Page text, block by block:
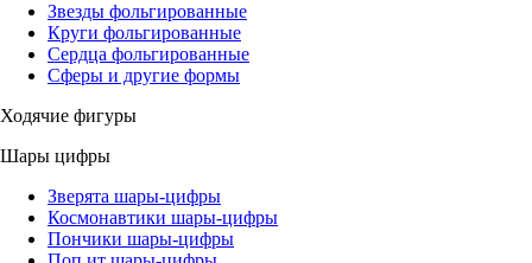
Звезды фольгированные
Круги фольгированные
Сердца фольгированные
Сферы и другие формы
Ходячие фигуры
Шары цифры
Зверята шары-цифры
Космонавтики шары-цифры
Пончики шары-цифры